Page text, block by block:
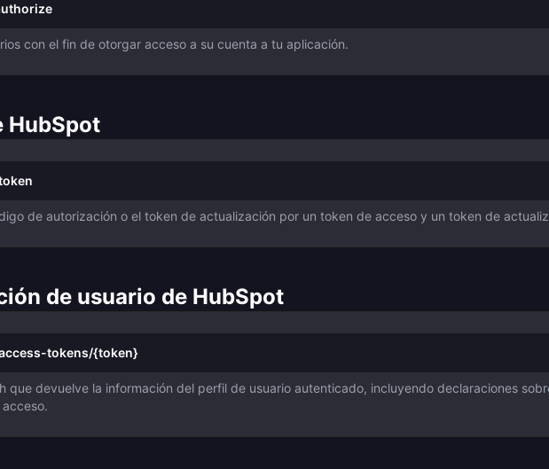
con el fin de otorgar acceso a su cuenta a tu aplicación.
HubSpot
de autorización o el token de actualización por un token de acceso y un token de
de usuario de HubSpot
tokens/{token}
que devuelve la información del perfil de usuario autenticado, incluyendo declaraciones